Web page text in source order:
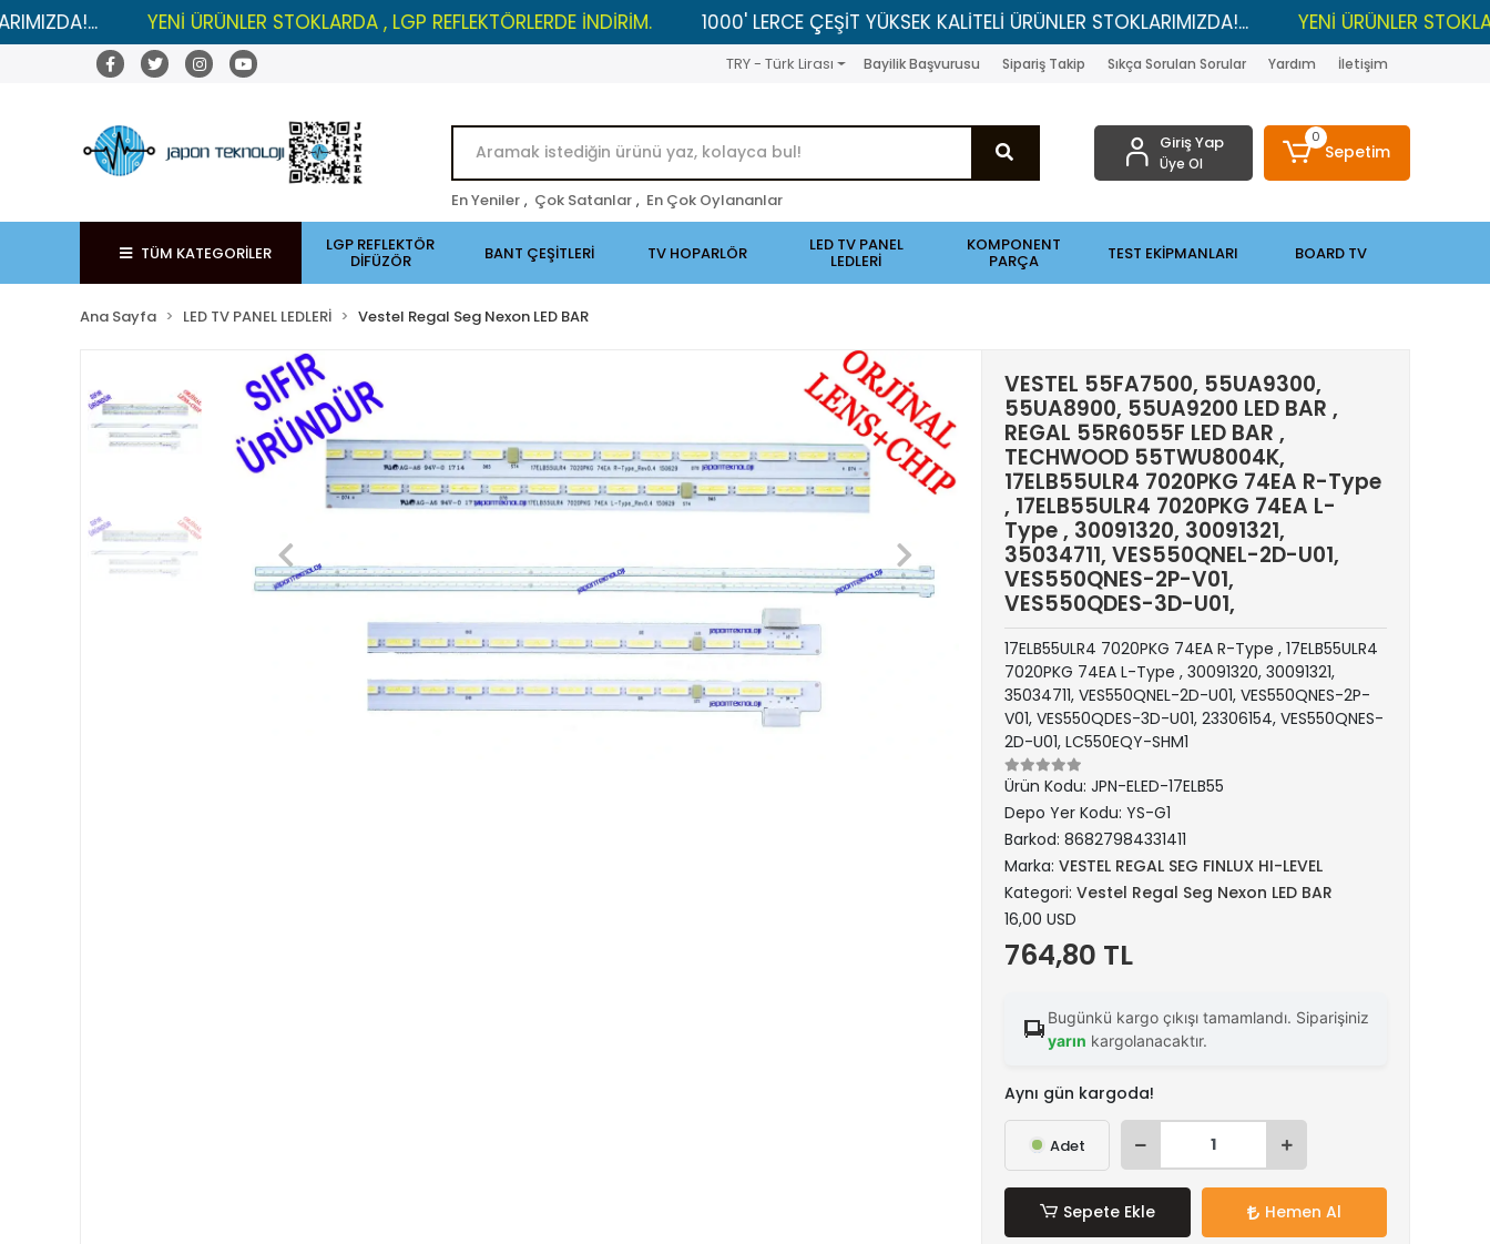
YENİ ÜRÜNLER STOKLARDA , LGP REFLEKTÖRLERDE İNDİRİM. 1000' LERCE ÇEŞİT YÜKSEK KALİTELİ ÜRÜNLER STOKLARIMIZDA!... YENİ ÜRÜNLER STOKLARDA , LGP
TRY - Türk Lirası Bayilik Başvurusu Sipariş Takip Sıkça Sorulan Sorular Yardım İletişim
En Yeniler , Çok Satanlar , En Çok Oylananlar
Giriş Yap
Üye Ol
0
Sepetim
TÜM KATEGORİLER LGP REFLEKTÖR
DİFÜZÖR BANT ÇEŞİTLERİ TV HOPARLÖR LED TV PANEL
LEDLERİ
KOMPONENT
PARÇA TEST EKİPMANLARI BOARD TV
Ana Sayfa LED TV PANEL LEDLERİ Vestel Regal Seg Nexon LED BAR
VESTEL 55FA7500, 55UA9300,
55UA8900, 55UA9200 LED BAR ,
REGAL 55R6055F LED BAR ,
TECHWOOD 55TWU8004K,
17ELB55ULR4 7020PKG 74EA R-Type
, 17ELB55ULR4 7020PKG 74EA L-
Type , 30091320, 30091321,
35034711, VES550QNEL-2D-U01,
VES550QNES-2P-V01,
VES550QDES-3D-U01,
17ELB55ULR4 7020PKG 74EA R-Type , 17ELB55ULR4
7020PKG 74EA L-Type , 30091320, 30091321,
35034711, VES550QNEL-2D-U01, VES550QNES-2P-
V01, VES550QDES-3D-U01, 23306154, VES550QNES-
2D-U01, LC550EQY-SHM1
Ürün Kodu: JPN-ELED-17ELB55
Depo Yer Kodu: YS-G1
Barkod: 86827984331411
Marka: VESTEL REGAL SEG FINLUX HI-LEVEL
Kategori: Vestel Regal Seg Nexon LED BAR
16,00 USD
764,80 TL
Bugünkü kargo çıkışı tamamlandı. Siparişiniz
yarın kargolanacaktır.
Aynı gün kargoda!
Adet
Sepete Ekle Hemen Al